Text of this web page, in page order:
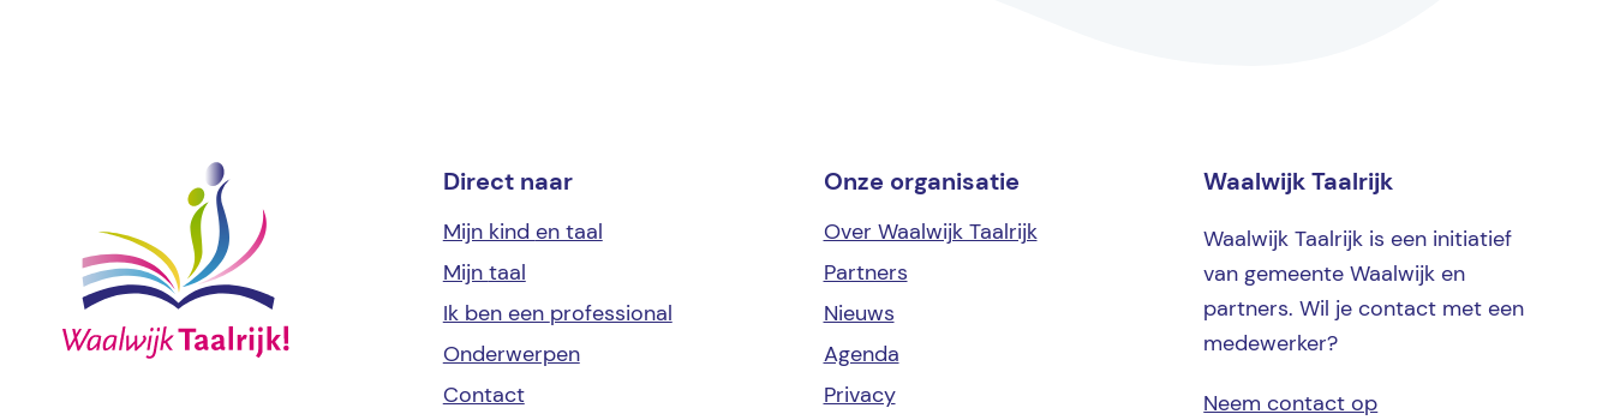
Direct naar
Mijn kind en taal
Mijn taal
Ik ben een professional
Onderwerpen
Contact
Onze organisatie
Over Waalwijk Taalrijk
Partners
Nieuws
Agenda
Privacy
Waalwijk Taalrijk
Waalwijk Taalrijk is een initiatief
van gemeente Waalwijk en
partners. Wil je contact met een
medewerker?
Neem contact op